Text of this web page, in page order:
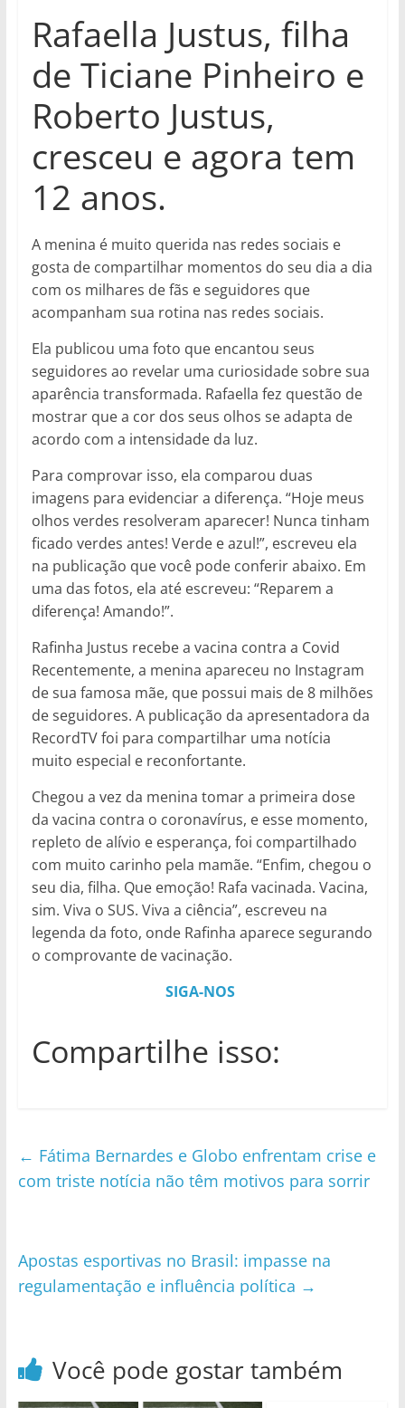
Rafaella Justus, filha
de Ticiane Pinheiro e
Roberto Justus,
cresceu e agora tem
12 anos.
A menina é muito querida nas redes sociais e
gosta de compartilhar momentos do seu dia a dia
com os milhares de fãs e seguidores que
acompanham sua rotina nas redes sociais.
Ela publicou uma foto que encantou seus
seguidores ao revelar uma curiosidade sobre sua
aparência transformada. Rafaella fez questão de
mostrar que a cor dos seus olhos se adapta de
acordo com a intensidade da luz.
Para comprovar isso, ela comparou duas
imagens para evidenciar a diferença. “Hoje meus
olhos verdes resolveram aparecer! Nunca tinham
ficado verdes antes! Verde e azul!”, escreveu ela
na publicação que você pode conferir abaixo. Em
uma das fotos, ela até escreveu: “Reparem a
diferença! Amando!”.
Rafinha Justus recebe a vacina contra a Covid
Recentemente, a menina apareceu no Instagram
de sua famosa mãe, que possui mais de 8 milhões
de seguidores. A publicação da apresentadora da
RecordTV foi para compartilhar uma notícia
muito especial e reconfortante.
Chegou a vez da menina tomar a primeira dose
da vacina contra o coronavírus, e esse momento,
repleto de alívio e esperança, foi compartilhado
com muito carinho pela mamãe. “Enfim, chegou o
seu dia, filha. Que emoção! Rafa vacinada. Vacina,
sim. Viva o SUS. Viva a ciência”, escreveu na
legenda da foto, onde Rafinha aparece segurando
o comprovante de vacinação.
SIGA-NOS
Compartilhe isso:
← Fátima Bernardes e Globo enfrentam crise e
com triste notícia não têm motivos para sorrir
Apostas esportivas no Brasil: impasse na
regulamentação e influência política →
Você pode gostar também